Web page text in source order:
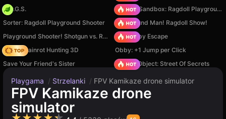
H.O.G.S.
Sprunki Sandbox: Ragdoll Playground Mode
Sorter: Ragdoll Playground Shooter
Playground Man! Ragdoll Show!
Playground Shooter! Shotgun vs. Ragdolls!
Your Obby Escape
Italian Brainrot Hunting 3D
Obby: +1 Jump per Click
Save Your Friend's Sister
Hidden Object: Street Of Secrets
Playgama / Strzelanki / FPV Kamikaze drone simulator
FPV Kamikaze drone
simulator